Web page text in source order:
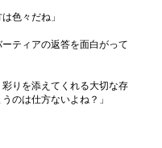
色々だね」
ティアの返答を面白がって
りを添えてくれる大切な存
のは仕方ないよね？」